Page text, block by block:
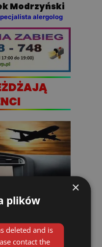
alergolog
Modrzyński
PACJENTÓW Z
*
×
plików
deleted and is
contact the